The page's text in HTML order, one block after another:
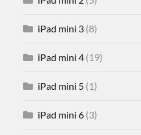
iPad mini 3 (8)
iPad mini 4 (19)
iPad mini 5 (1)
iPad mini 6 (3)